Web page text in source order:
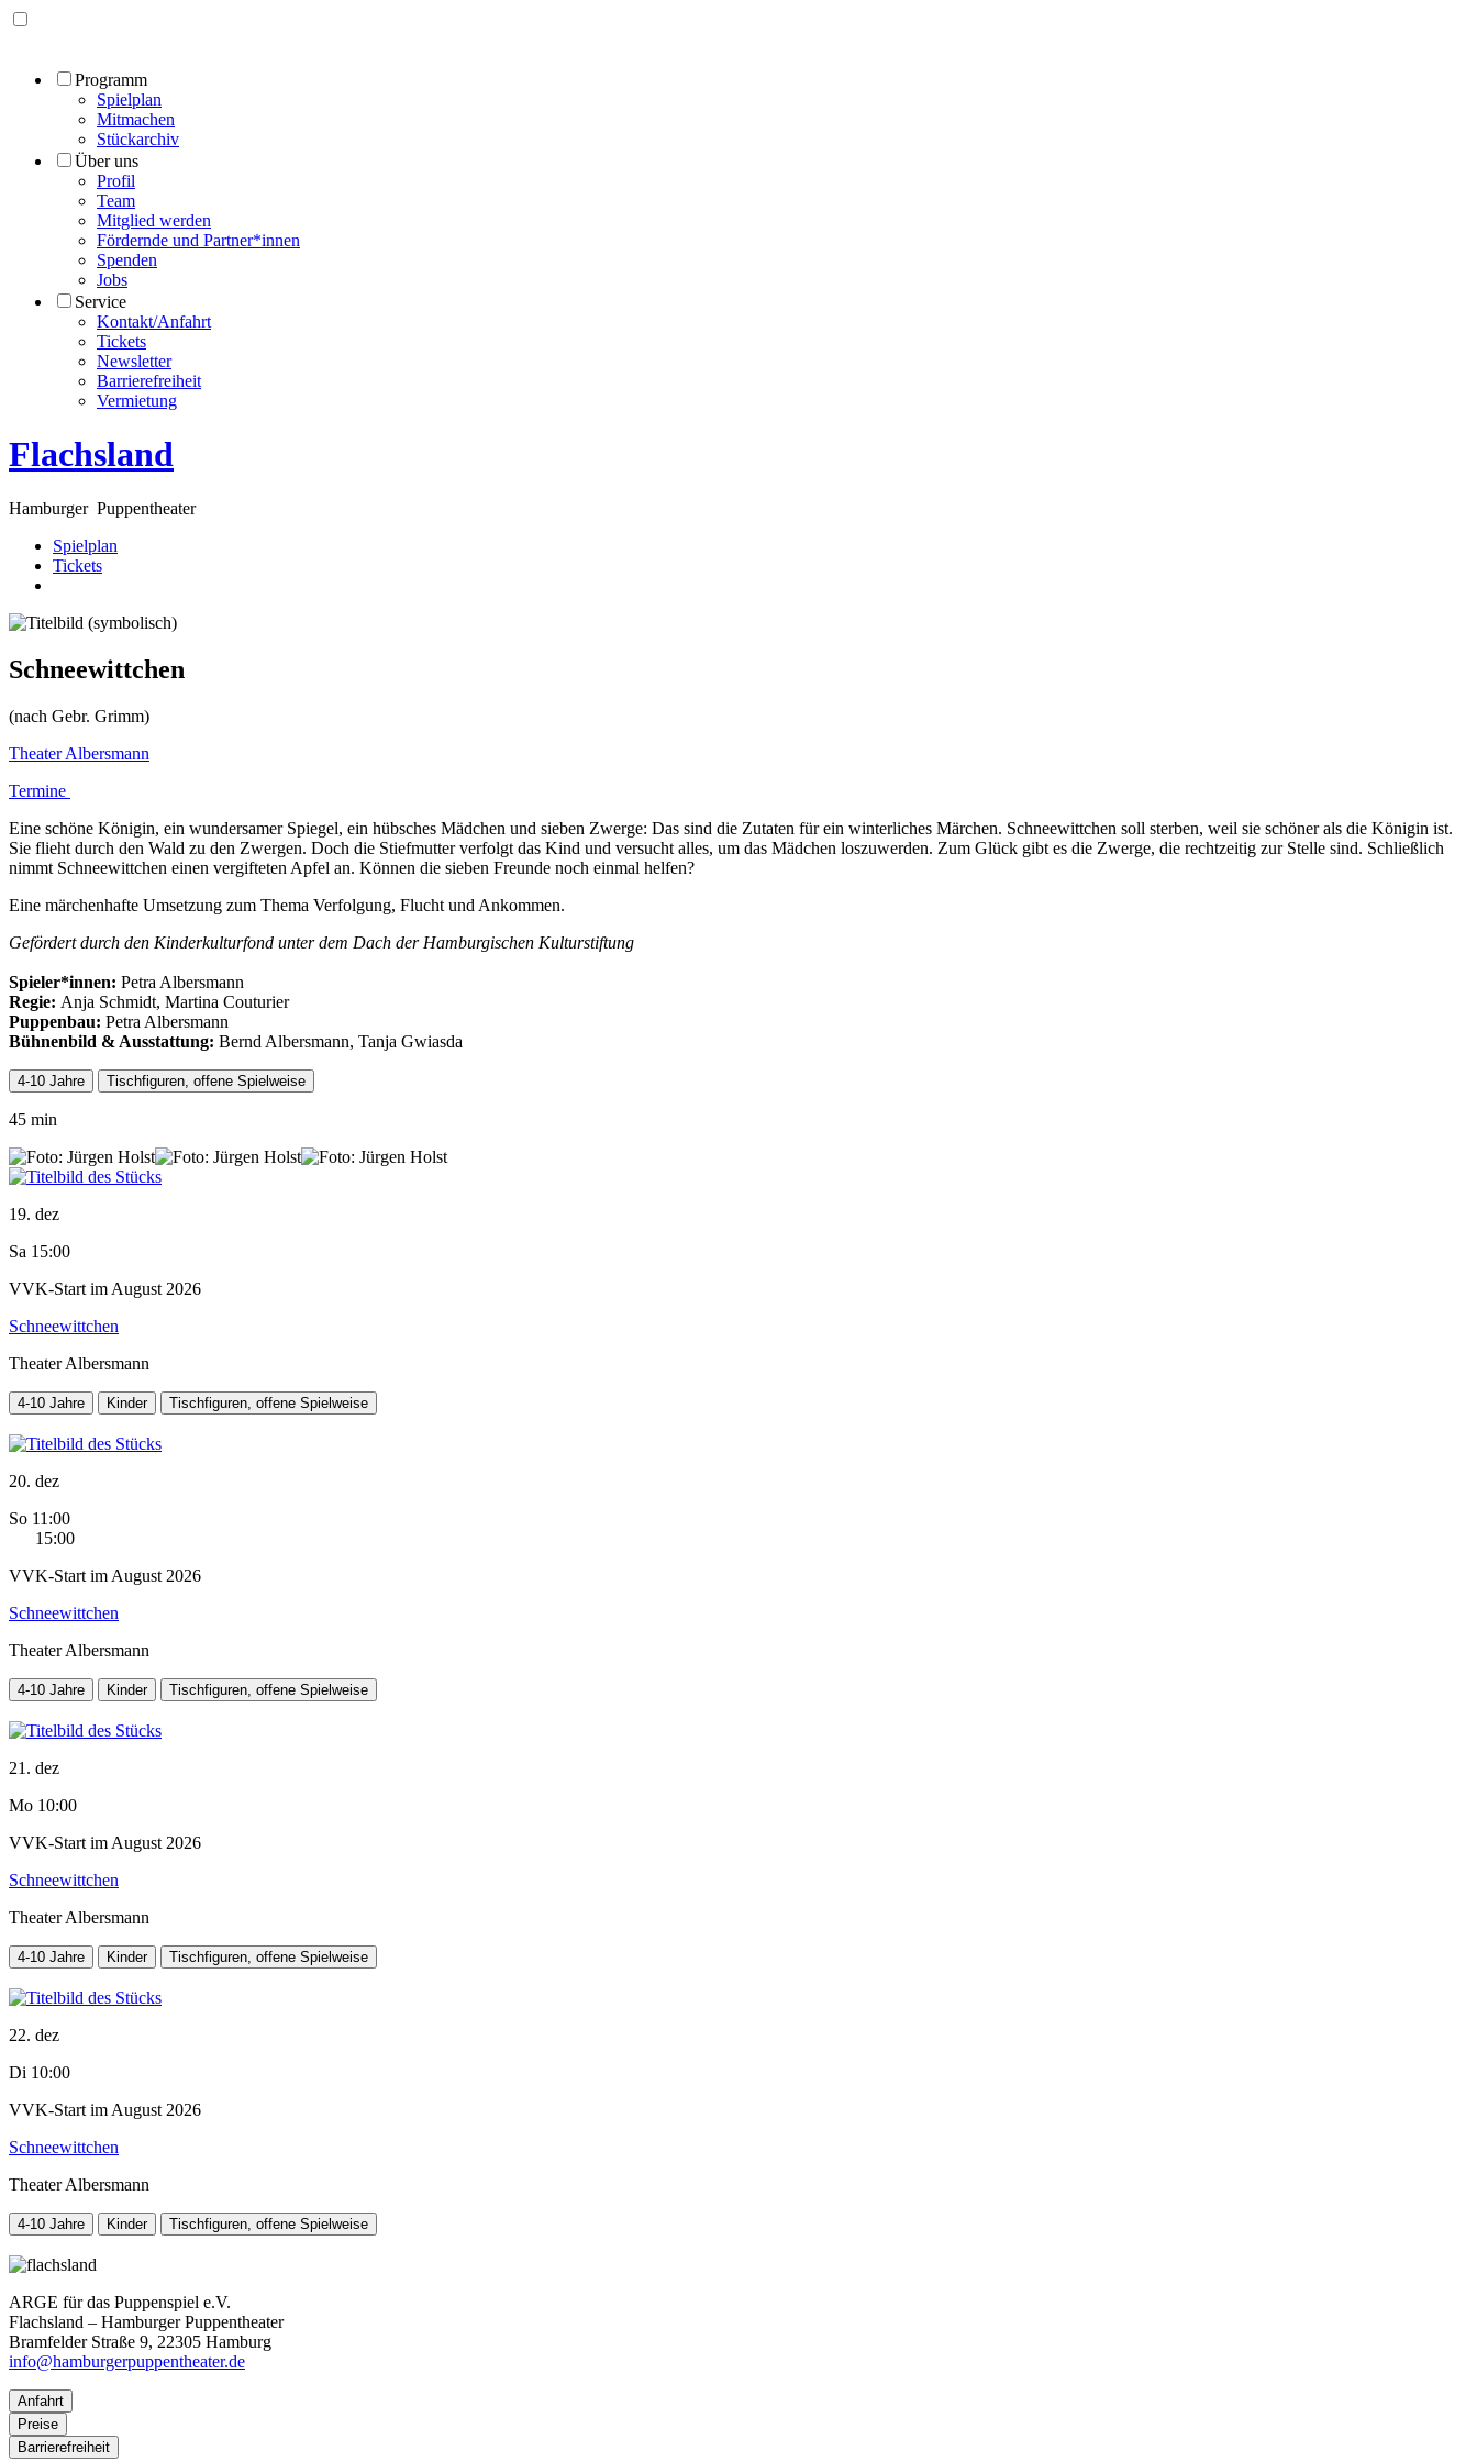
Programm
Spielplan
Mitmachen
Stückarchiv
Über uns
Profil
Team
Mitglied werden
Fördernde und Partner*innen
Spenden
Jobs
Service
Kontakt/Anfahrt
Tickets
Newsletter
Barrierefreiheit
Vermietung
Flachsland
Hamburger Puppentheater
Spielplan
Tickets
Schneewittchen
(nach Gebr. Grimm)
Theater Albersmann
Termine
Eine schöne Königin, ein wundersamer Spiegel, ein hübsches Mädchen und sieben Zwerge: Das sind die Zutaten für ein winterliches Märchen. Schneewittchen soll sterben, weil sie schöner als die Königin ist.
Sie flieht durch den Wald zu den Zwergen. Doch die Stiefmutter verfolgt das Kind und versucht alles, um das Mädchen loszuwerden. Zum Glück gibt es die Zwerge, die rechtzeitig zur Stelle sind. Schließlich
nimmt Schneewittchen einen vergifteten Apfel an. Können die sieben Freunde noch einmal helfen?
Eine märchenhafte Umsetzung zum Thema Verfolgung, Flucht und Ankommen.
Gefördert durch den Kinderkulturfond unter dem Dach der Hamburgischen Kulturstiftung
Spieler*innen: Petra Albersmann
Regie: Anja Schmidt, Martina Couturier
Puppenbau: Petra Albersmann
Bühnenbild & Ausstattung: Bernd Albersmann, Tanja Gwiasda
4-10 Jahre Tischfiguren, offene Spielweise
45 min
19. dez
Sa 15:00
VVK-Start im August 2026
Schneewittchen
Theater Albersmann
4-10 Jahre Kinder Tischfiguren, offene Spielweise
20. dez
So 11:00
15:00
VVK-Start im August 2026
Schneewittchen
Theater Albersmann
4-10 Jahre Kinder Tischfiguren, offene Spielweise
21. dez
Mo 10:00
VVK-Start im August 2026
Schneewittchen
Theater Albersmann
4-10 Jahre Kinder Tischfiguren, offene Spielweise
22. dez
Di 10:00
VVK-Start im August 2026
Schneewittchen
Theater Albersmann
4-10 Jahre Kinder Tischfiguren, offene Spielweise
ARGE für das Puppenspiel e.V.
Flachsland – Hamburger Puppentheater
Bramfelder Straße 9, 22305 Hamburg
info@hamburgerpuppentheater.de
Anfahrt
Preise
Barrierefreiheit